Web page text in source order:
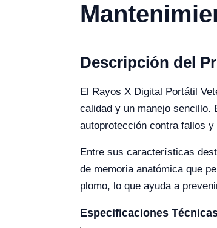
Descripción del
El Rayos X Digital Portátil
calidad y un manejo sencillo.
autoprotección contra fallos
Entre sus características
de memoria anatómica que
plomo, lo que ayuda a
Especificaciones